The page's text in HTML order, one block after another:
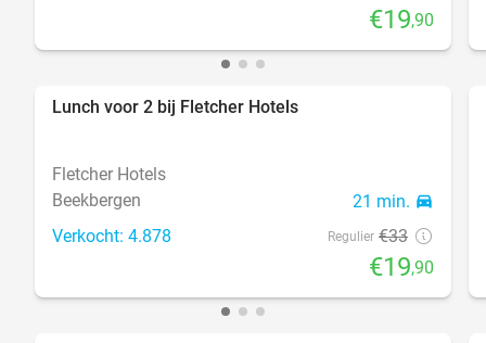
€19,90
Lunch voor 2 bij Fletcher Hotels
Fletcher Hotels
Beekbergen
21 min. directions_car
Verkocht: 4.878 Regulier €33
€19,90